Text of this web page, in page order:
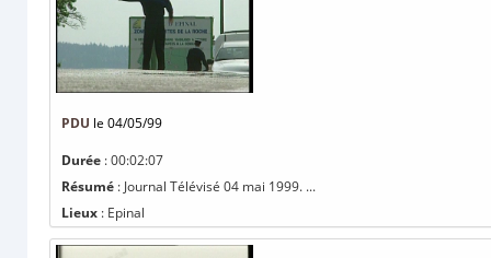
PDU le 04/05/99
Durée : 00:02:07
Résumé : Journal Télévisé 04 mai 1999. ...
Lieux : Epinal